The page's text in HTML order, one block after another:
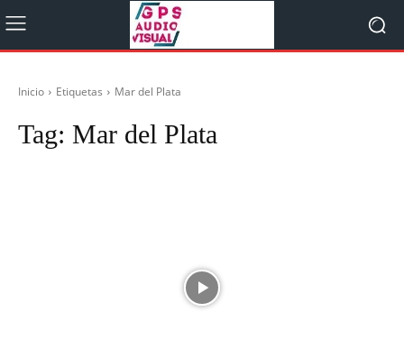
Inicio Etiquetas Mar del Plata
Tag: Mar del Plata